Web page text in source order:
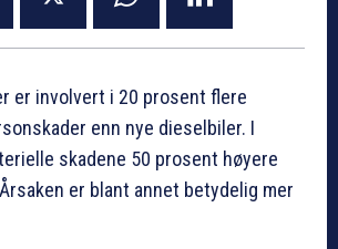
er involvert i 20 prosent flere
enn nye dieselbiler. I
skadene 50 prosent høyere
er blant annet betydelig mer